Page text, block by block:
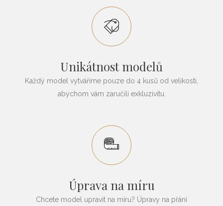
Unikátnost modelů
Každý model vytváříme pouze do 4 kusů od velikosti,
abychom vám zaručili exkluzivitu.
Úprava na míru
Chcete model upravit na míru? Úpravy na přání